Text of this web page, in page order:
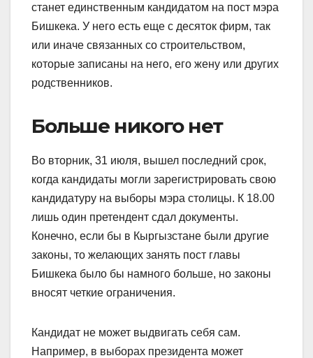
станет единственным кандидатом на пост мэра
Бишкека. У него есть еще с десяток фирм, так
или иначе связанных со строительством,
которые записаны на него, его жену или других
родственников.
Больше никого нет
Во вторник, 31 июля, вышел последний срок,
когда кандидаты могли зарегистрировать свою
кандидатуру на выборы мэра столицы. К 18.00
лишь один претендент сдал документы.
Конечно, если бы в Кыргызстане были другие
законы, то желающих занять пост главы
Бишкека было бы намного больше, но законы
вносят четкие ограничения.
Кандидат не может выдвигать себя сам.
Например, в выборах президента может